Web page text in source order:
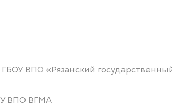
ГБОУ ВПО «Рязанский
ВПО ВГМА